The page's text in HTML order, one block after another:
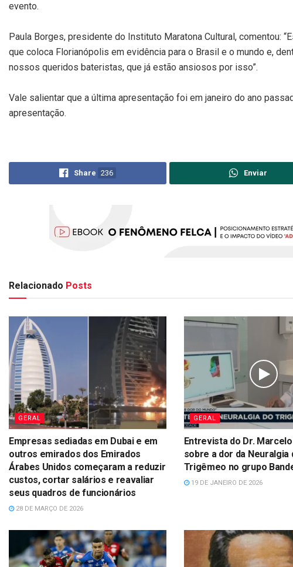
evento.
Paula Borges, presidente do Instituto Maratona Cultural, comentou:
que coloca Florianópolis em evidência para o Brasil e o mundo e,
nossos queridos bateristas, que já estão ansiosos por isso”.
Vale salientar que a última apresentação foi em janeiro do ano
apresentação.
Share 236 Enviar
Relacionado Posts
GERAL
Empresas sediadas em Dubai e em
outros emirados dos Emirados
Árabes Unidos começaram a reduzir
custos, cortar salários e reavaliar
seus quadros de funcionários
28 DE MARÇO DE 2026
GERAL
Entrevista do Dr.
sobre a dor da Neuralgia
Trigêmeo no grupo
19 DE JANEIRO DE 2026